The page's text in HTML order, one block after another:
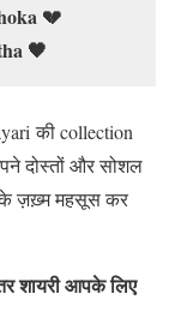
💔
🖤
की collection
दोस्तों और सोशल
के ज़ख़्म महसूस कर
शायरी आपके लिए